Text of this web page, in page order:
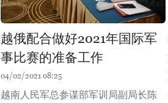
越俄配合做好2021年国际军
事比赛的准备工作
04/02/2021 08:25
越南人民军总参谋部军训局副局长陈